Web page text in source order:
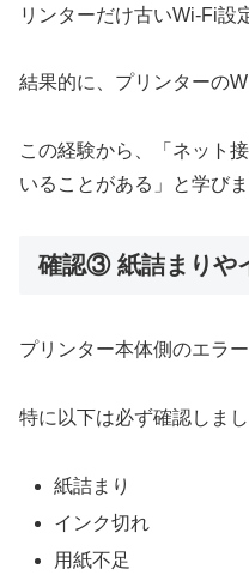
リンターだけ古いWi-Fi設
結果的に、プリンターの
この経験から、「ネット
いることがある」と学びま
確認③ 紙詰まりや
プリンター本体側のエラ
特に以下は必ず確認しまし
紙詰まり
インク切れ
用紙不足